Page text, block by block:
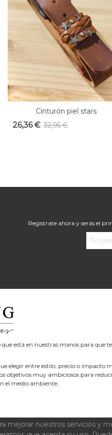
Vista rápida
Cinturón piel stars
26,36 € 32,95 €
Registrate ahora y serás el
está en nuestras manos para que
elegir entre estilo, precio o impacto
objetivos muy ambiciosos para
el medio ambiente.
— Desarrollado por eKumba
mejorar nuestros servicios y